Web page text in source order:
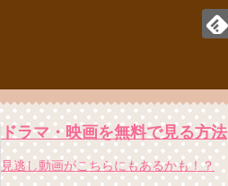
ドラマ・映画を無料で見る方法
見逃し動画がこちらにもあるかも！？